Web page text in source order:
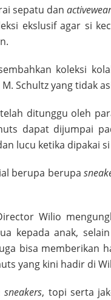
sepatu dan
ekslusif agar si
koleksi
Schultz yang tidak
ditunggu oleh
dapat dijumpai
lucu ketika dipakai si
berupa berupa
Wilio
kepada anak,
bisa memberikan
yang kini hadir di
sneakers, topi serta